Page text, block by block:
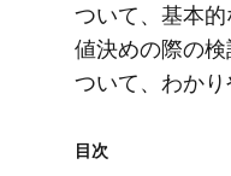
ついて、​基本的
値決めの​際の​
ついて、​わかり
目次